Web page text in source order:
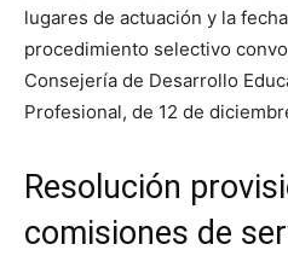
lugares de actuación y la
procedimiento selectivo
Consejería de Desarrollo
Profesional, de 12 de
Resolución
comisiones de